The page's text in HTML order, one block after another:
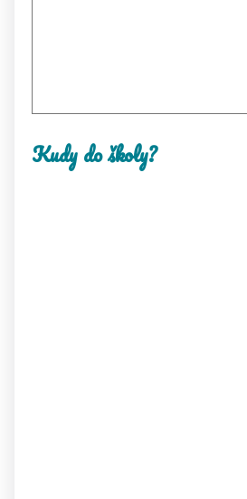
Kudy do školy?